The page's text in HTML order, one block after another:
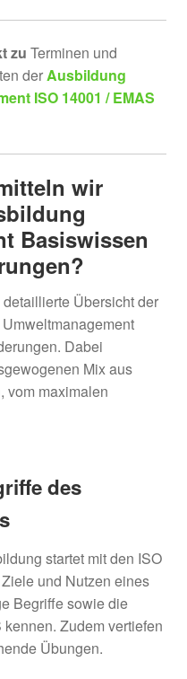
zu Terminen und
der Ausbildung
ISO 14001 / EMAS
wir
Basiswissen
Übersicht der
Dabei
Mix aus
vom maximalen
des
startet mit den ISO
und Nutzen eines
Begriffe sowie die
Zudem vertiefen
Übungen.